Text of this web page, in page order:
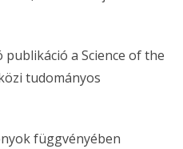
a Science of the
tudományos
függvényében